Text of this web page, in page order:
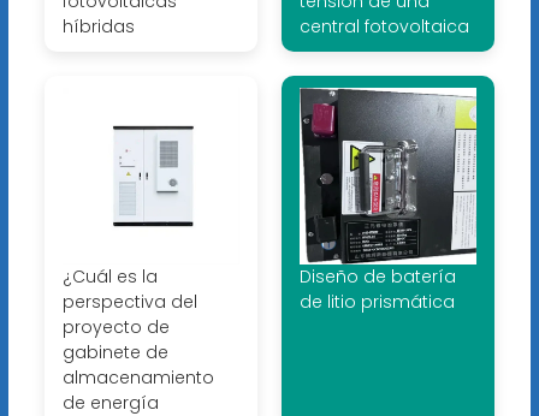
híbridas
central fotovoltaica
¿Cuál es la
perspectiva del
proyecto de
gabinete de
almacenamiento
de energía
Diseño de batería
de litio prismática